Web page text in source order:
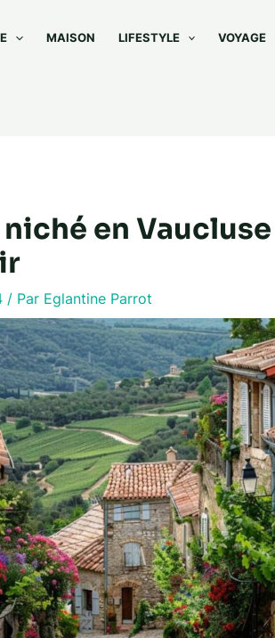
MAISON LIFESTYLE VOYAGE
en
/ Par Eglantine Parrot